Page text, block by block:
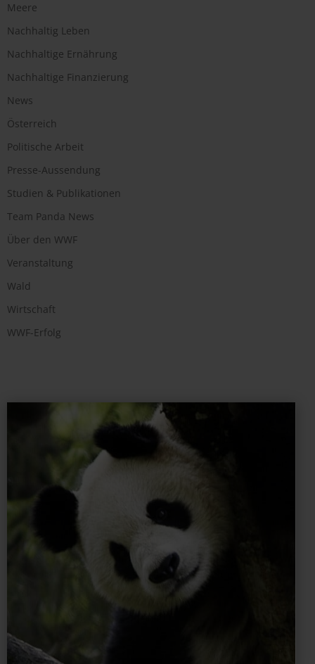
Meere
Nachhaltig Leben
Nachhaltige Ernährung
Nachhaltige Finanzierung
News
Österreich
Politische Arbeit
Presse-Aussendung
Studien & Publikationen
Team Panda News
Über den WWF
Veranstaltung
Wald
Wirtschaft
WWF-Erfolg